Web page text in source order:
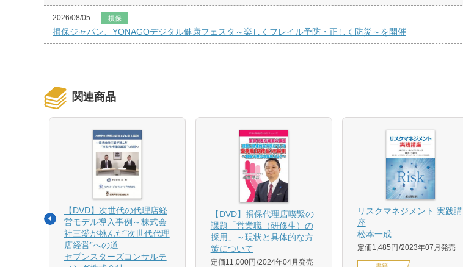
2026/08/05 損保
損保ジャパン、YONAGOデジタル健康フェスタ～楽しくフレイル予防・正しく防災～を開催
関連商品
【DVD】次世代の代理店経
営モデル導入事例～株式会
社三愛が挑んだ”次世代代理
店経営”への道
セブンスターズコンサルテ
【DVD】損保代理店喫緊の
課題「営業職（研修生）の
採用」～現状と具体的な方
策について
定価11,000円 2024年04月発売
リスクマネジメント 実践講
座
松本一成
定価1,485円 2023年07月発売